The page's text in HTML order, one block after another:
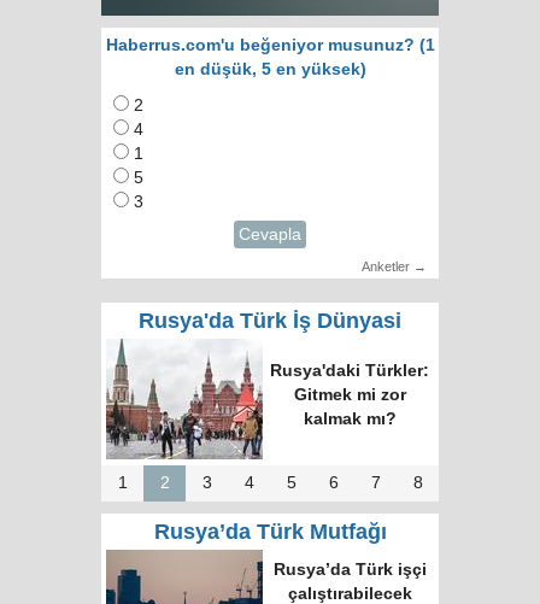
Haberrus.com'u beğeniyor musunuz? (1
en düşük, 5 en yüksek)
2
4
1
5
3
Cevapla
Anketler →
Rusya'da Türk İş Dünyasi
Rusya'daki Türkler:
Gitmek mi zor
kalmak mı?
1 2 3 4 5 6 7 8
Rusya’da Türk Mutfağı
Rusya’da Türk işçi
çalıştırabilecek